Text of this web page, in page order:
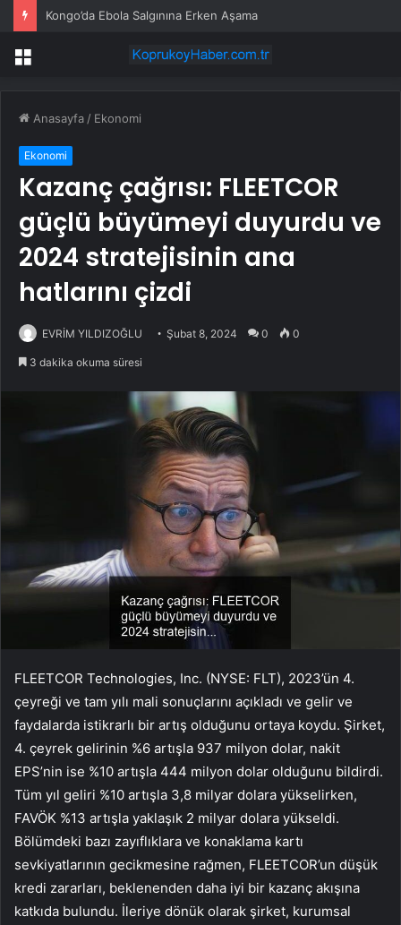
Kongo’da Ebola Salgınına Erken Aşama
Menü
Anasayfa / Ekonomi
Ekonomi
Kazanç çağrısı: FLEETCOR
güçlü büyümeyi duyurdu ve
2024 stratejisinin ana
hatlarını çizdi
EVRİM YILDIZOĞLU Şubat 8, 2024 0 0
3 dakika okuma süresi
FLEETCOR Technologies, Inc. (NYSE: FLT), 2023’ün 4.
çeyreği ve tam yılı mali sonuçlarını açıkladı ve gelir ve
faydalarda istikrarlı bir artış olduğunu ortaya koydu. Şirket,
4. çeyrek gelirinin %6 artışla 937 milyon dolar, nakit
EPS’nin ise %10 artışla 444 milyon dolar olduğunu bildirdi.
Tüm yıl geliri %10 artışla 3,8 milyar dolara yükselirken,
FAVÖK %13 artışla yaklaşık 2 milyar dolara yükseldi.
Bölümdeki bazı zayıflıklara ve konaklama kartı
sevkiyatlarının gecikmesine rağmen, FLEETCOR’un düşük
kredi zararları, beklenenden daha iyi bir kazanç akışına
katkıda bulundu. İleriye dönük olarak şirket, kurumsal